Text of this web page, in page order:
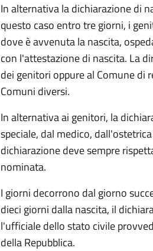
In alternativa la dichiarazione di
questo caso entro tre giorni, i
dove è avvenuta la nascita,
con l'attestazione di nascita. La
dei genitori oppure al Comune di
Comuni diversi.
In alternativa ai genitori, la
speciale, dal medico,
dichiarazione deve sempre
nominata.
I giorni decorrono dal giorno
dieci giorni dalla nascita, il
l'ufficiale dello stato civile
della Repubblica.